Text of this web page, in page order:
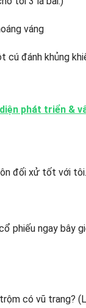
váng
đánh khủng
phát triển &
đối xử tốt với
phiếu ngay bây
có vũ trang?